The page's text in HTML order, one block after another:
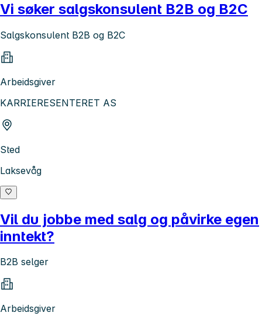
Vi søker salgskonsulent B2B og B2C
Salgskonsulent B2B og B2C
Arbeidsgiver
KARRIERESENTERET AS
Sted
Laksevåg
Vil du jobbe med salg og påvirke egen
inntekt?
B2B selger
Arbeidsgiver